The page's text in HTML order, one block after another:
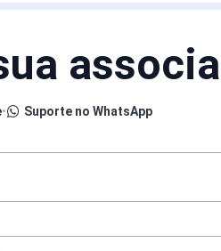
• Suporte no WhatsApp